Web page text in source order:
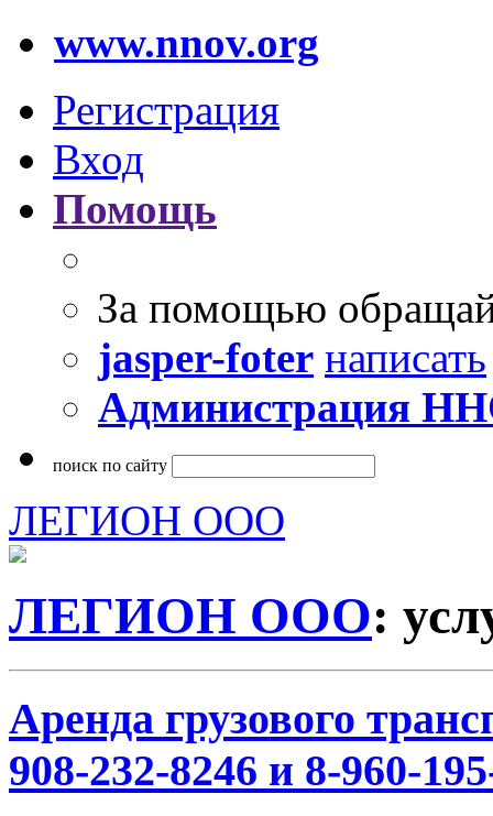
www.nnov.org
Регистрация
Вход
Помощь
За помощью
jasper-foter написать
Администрация
поиск по сайту
ЛЕГИОН ООО
ЛЕГИОН ООО:
Аренда грузового
908-232-8246 и 8-960-